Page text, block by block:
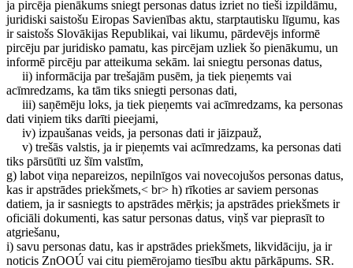
ja pircēja pienākums sniegt personas datus izriet no tieši izpildāmu,
juridiski saistošu Eiropas Savienības aktu, starptautisku līgumu, kas
ir saistošs Slovākijas Republikai, vai likumu, pārdevējs informē
pircēju par juridisko pamatu, kas pircējam uzliek šo pienākumu, un
informē pircēju par atteikuma sekām. lai sniegtu personas datus,
ii) informācija par trešajām pusēm, ja tiek pieņemts vai
acīmredzams, ka tām tiks sniegti personas dati,
iii) saņēmēju loks, ja tiek pieņemts vai acīmredzams, ka personas
dati viņiem tiks darīti pieejami,
iv) izpaušanas veids, ja personas dati ir jāizpauž,
v) trešās valstis, ja ir pieņemts vai acīmredzams, ka personas dati
tiks pārsūtīti uz šīm valstīm,
g) labot viņa nepareizos, nepilnīgos vai novecojušos personas datus,
kas ir apstrādes priekšmets,< br> h) rīkoties ar saviem personas
datiem, ja ir sasniegts to apstrādes mērķis; ja apstrādes priekšmets ir
oficiāli dokumenti, kas satur personas datus, viņš var pieprasīt to
atgriešanu,
i) savu personas datu, kas ir apstrādes priekšmets, likvidāciju, ja ir
noticis ZnOOÚ vai citu piemērojamo tiesību aktu pārkāpums. SR.